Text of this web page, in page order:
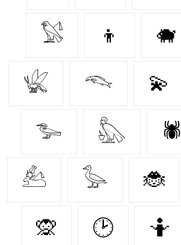
𓅄 👦 🐗
𓆤 𓆞 💫
𓅧 𓅽 🕷️
𓃕 𓅭 🐞
🙊 🕑 🤷